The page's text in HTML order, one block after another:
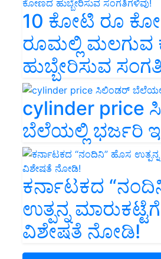
10 ಕೋಟಿ ರೂ
ರೂಮಲ್ಲಿ
ಹುಬ್ಬೇರಿಸುವ
cylinder price
ಬೆಲೆಯಲ್ಲಿ ಭರ್ಜರಿ
ಕರ್ನಾಟಕದ
ಉತ್ಪನ್ನ
ವಿಶೇಷತೆ ನೋಡಿ!